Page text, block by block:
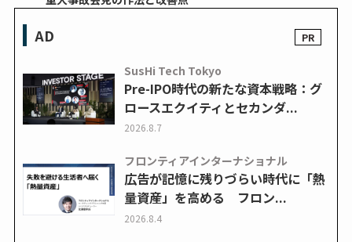
AD
SusHi Tech Tokyo
Pre-IPO時代の新たな資本戦略：グ
ロースエクイティとセカンダ...
2026.8.7
フロンティアインターナショナル
広告が記憶に残りづらい時代に「熱
量資産」を高める フロン...
2026.8.4